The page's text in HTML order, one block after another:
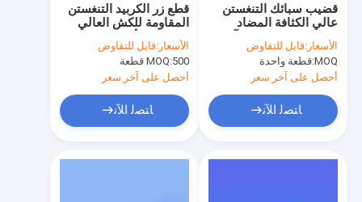
قطع زر الكربيد التنغستن
المقاومة للكش العالي
الصلابة والأحجام
المخصصة للتطبيقات
الصناعية
الأسعار:قابل للتفاوض
MOQ:500 قطعة
أحصل على آخر سعر
ﺎﺘﺼﻟ ﺍﻶﻧ
قضيب سبائك التنغستن
عالي الكثافة المضاد
للاهتزاز والمقاوم للتآكل
W90Ni6Fe قضيب حديد
ونيكل التنغستن
الأسعار:قابل للتفاوض
MOQ: قطعة واحدة
أحصل على آخر سعر
ﺎﺘﺼﻟ ﺍﻶﻧ